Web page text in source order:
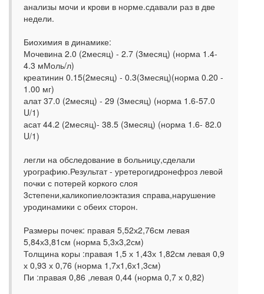
анализы мочи и крови в норме.сдавали раз в две
недели.
Биохимия в динамике:
Мочевина 2.0 (2месяц) - 2.7 (3месяц) (норма 1.4-
4.3 мМоль/л)
креатинин 0.15(2месяц) - 0.3(3месяц)(норма 0.20 -
1.00 мг)
алат 37.0 (2месяц) - 29 (3месяц) (норма 1.6-57.0
U/1)
асат 44.2 (2месяц)- 38.5 (3месяц) (норма 1.6- 82.0
U/1)
легли на обследование в больницу,сделали
урографию.Результат - уретерогидронефроз левой
почки с потерей коркого слоя
3степени,каликопиелоэктазия справа,нарушение
уродинамики с обеих сторон.
Размеры почек: правая 5,52х2,76см левая
5,84х3,81см (норма 5,3х3,2см)
Толщина коры :правая 1,5 х 1,43х 1,82см левая 0,9
х 0,93 х 0,76 (норма 1,7х1,6х1,3см)
Пи :правая 0,86 ,левая 0,44 (норма 0,7 х 0,82)